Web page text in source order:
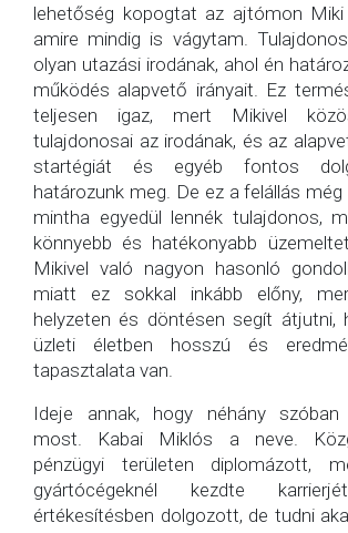
lehetőség kopogtat az ajtómon Miki
amire mindig is vágytam.
olyan utazási irodának, ahol én
működés alapvető irányait. Ez
teljesen igaz, mert Mikivel
tulajdonosai az irodának, és az
startégiát és egyéb fontos
határozunk meg. De ez a felállás
mintha egyedül lennék tulajdonos,
könnyebb és hatékonyabb
Mikivel való nagyon hasonló
miatt ez sokkal inkább előny,
helyzeten és döntésen segít átjutni,
üzleti életben hosszú és
tapasztalata van.
Ideje annak, hogy néhány szóban
most. Kabai Miklós a neve.
pénzügyi területen diplomázott,
gyártócégeknél kezdte
értékesítésben dolgozott, de tudni